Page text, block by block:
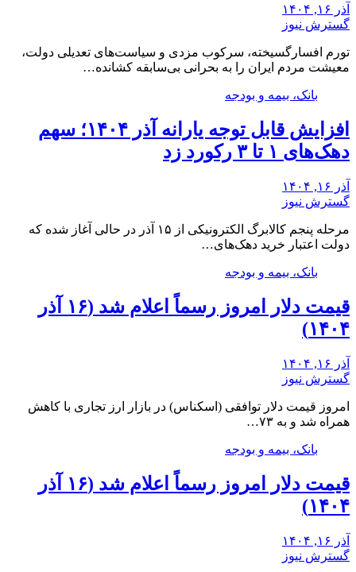
آذر ۱۶, ۱۴۰۴
گسترش نیوز
تورم افسارگسیخته، سرکوب مزدی و سیاست‌های تعدیلی دولت،
معیشت مردم ایران را به بحرانی بی‌سابقه کشانده…
بانک، بیمه و بودجه
افزایش قابل توجه یارانه آذر ۱۴۰۴؛ سهم
دهک‌های ۱ تا ۳ رکورد زد
آذر ۱۶, ۱۴۰۴
گسترش نیوز
مرحله پنجم کالابرگ الکترونیکی از ۱۵ آذر در حالی آغاز شده که
دولت اعتبار خرید دهک‌های…
بانک، بیمه و بودجه
قیمت دلار امروز رسماً اعلام شد (۱۶ آذر
۱۴۰۴)
آذر ۱۶, ۱۴۰۴
گسترش نیوز
امروز قیمت دلار توافقی (اسکناس) در بازار ارز تجاری با کاهش
همراه شد و به ۷۳…
بانک، بیمه و بودجه
قیمت دلار امروز رسماً اعلام شد (۱۶ آذر
۱۴۰۴)
آذر ۱۶, ۱۴۰۴
گسترش نیوز